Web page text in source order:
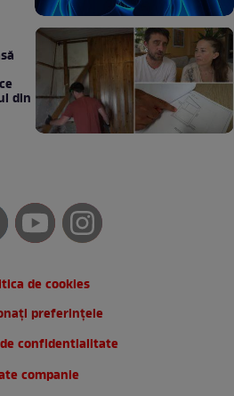
din
de cookies
preferințele
confidentialitate
companie